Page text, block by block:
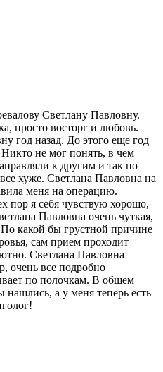
Светлану Павловну.
просто восторг и любовь.
год назад. До этого еще год
не мог понять, в чем
к другим и так по
хуже. Светлана Павловна на
меня на операцию.
пор я себя чувствую хорошо,
Павловна очень чуткая,
По какой бы грустной причине
сам прием проходит
Светлана Павловна
очень все подробно
по полочкам. В общем
нашлись, а у меня теперь есть